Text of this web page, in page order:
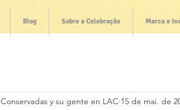
y su gente en LAC 15 de mai. de
Blog Sobre a Celebração Marca e